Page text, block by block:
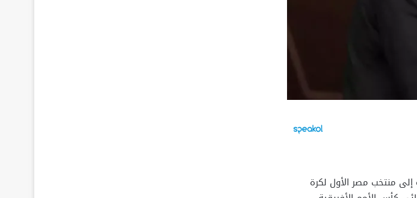
إلى منتخب مصر الأول لكرة